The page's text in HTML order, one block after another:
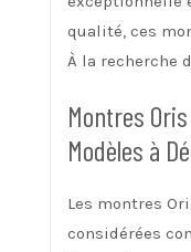
qualité, ces
À la recherche
Montres
Modèles à
Les montres
considérées